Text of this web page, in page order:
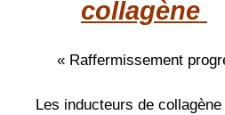
collagène
« Raffermissement
Les inducteurs de